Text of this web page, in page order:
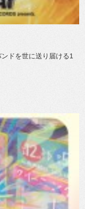
ドを世に送り届ける1